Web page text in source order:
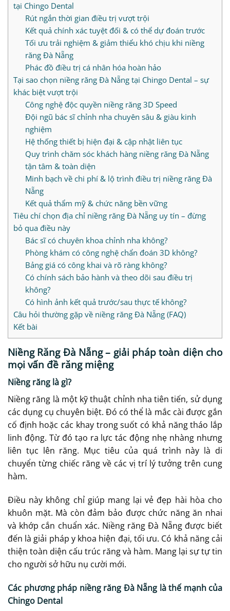
tại Chingo Dental
Rút ngắn thời gian điều trị vượt trội
Kết quả chính xác tuyệt đối & có thể dự đoán trước
Tối ưu trải nghiệm & giảm thiểu khó chịu khi niềng
răng Đà Nẵng
Phác đồ điều trị cá nhân hóa hoàn hảo
Tại sao chọn niềng răng Đà Nẵng tại Chingo Dental – sự
khác biệt vượt trội
Công nghệ độc quyền niềng răng 3D Speed
Đội ngũ bác sĩ chỉnh nha chuyên sâu & giàu kinh
nghiệm
Hệ thống thiết bị hiện đại & cập nhật liên tục
Quy trình chăm sóc khách hàng niềng răng Đà Nẵng
tận tâm & toàn diện
Minh bạch về chi phí & lộ trình điều trị niềng răng Đà
Nẵng
Kết quả thẩm mỹ & chức năng bền vững
Tiêu chí chọn địa chỉ niềng răng Đà Nẵng uy tín – đừng
bỏ qua điều này
Bác sĩ có chuyên khoa chỉnh nha không?
Phòng khám có công nghệ chẩn đoán 3D không?
Bảng giá có công khai và rõ ràng không?
Có chính sách bảo hành và theo dõi sau điều trị
không?
Có hình ảnh kết quả trước/sau thực tế không?
Câu hỏi thường gặp về niềng răng Đà Nẵng (FAQ)
Kết bài
Niềng Răng Đà Nẵng – giải pháp toàn diện cho
mọi vấn đề răng miệng
Niềng răng là gì?
Niềng răng là một kỹ thuật chỉnh nha tiên tiến, sử dụng
các dụng cụ chuyên biệt. Đó có thể là mắc cài được gắn
cố định hoặc các khay trong suốt có khả năng tháo lắp
linh động. Từ đó tạo ra lực tác động nhẹ nhàng nhưng
liên tục lên răng. Mục tiêu của quá trình này là di
chuyển từng chiếc răng về các vị trí lý tưởng trên cung
hàm.
Điều này không chỉ giúp mang lại vẻ đẹp hài hòa cho
khuôn mặt. Mà còn đảm bảo được chức năng ăn nhai
và khớp cắn chuẩn xác. Niềng răng Đà Nẵng được biết
đến là giải pháp y khoa hiện đại, tối ưu. Có khả năng cải
thiện toàn diện cấu trúc răng và hàm. Mang lại sự tự tin
cho người sở hữu nụ cười mới.
Các phương pháp niềng răng Đà Nẵng là thế mạnh của
Chingo Dental